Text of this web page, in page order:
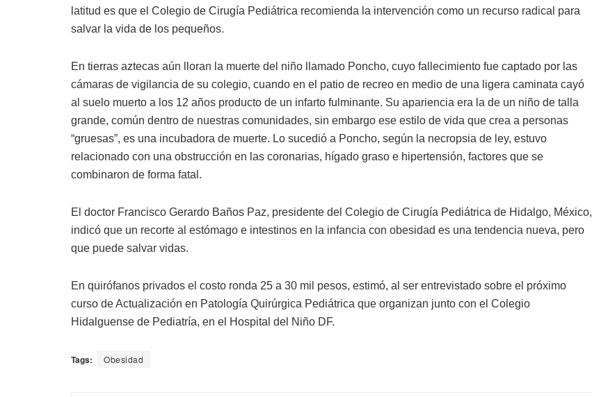
latitud es que el Colegio de Cirugía Pediátrica recomienda la intervención como un recurso radical para
salvar la vida de los pequeños.
En tierras aztecas aún lloran la muerte del niño llamado Poncho, cuyo fallecimiento fue captado por las
cámaras de vigilancia de su colegio, cuando en el patio de recreo en medio de una ligera caminata cayó
al suelo muerto a los 12 años producto de un infarto fulminante. Su apariencia era la de un niño de talla
grande, común dentro de nuestras comunidades, sin embargo ese estilo de vida que crea a personas
“gruesas”, es una incubadora de muerte. Lo sucedió a Poncho, según la necropsia de ley, estuvo
relacionado con una obstrucción en las coronarias, hígado graso e hipertensión, factores que se
combinaron de forma fatal.
El doctor Francisco Gerardo Baños Paz, presidente del Colegio de Cirugía Pediátrica de Hidalgo, México,
indicó que un recorte al estómago e intestinos en la infancia con obesidad es una tendencia nueva, pero
que puede salvar vidas.
En quirófanos privados el costo ronda 25 a 30 mil pesos, estimó, al ser entrevistado sobre el próximo
curso de Actualización en Patología Quirúrgica Pediátrica que organizan junto con el Colegio
Hidalguense de Pediatría, en el Hospital del Niño DF.
Tags: Obesidad